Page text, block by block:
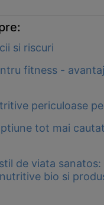
si riscuri
fitness -
periculoase
tot mai
de viata
bio si